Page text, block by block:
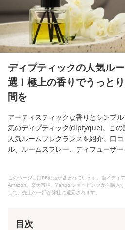
ディプティックの人気ル
選！極上の香りでうっと
間を
アーティスティックな香りとシンプ
気のディプティック(diptyque)。この
人気ルームフレグランスを紹介。口
ル、ルームスプレー、ディフューザー
このページにはPR商品が含まれています。当メディ
Amazon、楽天市場、Yahoo!ショッピングから購入
して、売上の一部が弊社に還元されます。
目次